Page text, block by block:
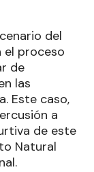
del
el proceso
de
las
Este caso,
a
de este
Natural